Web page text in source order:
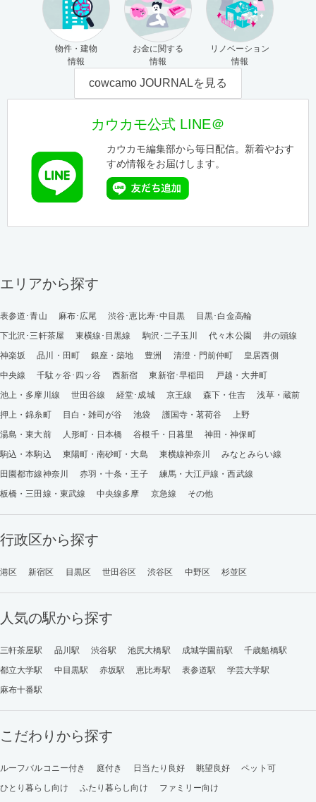
物件・建物
情報
お金に関する
情報
リノベーション
情報
cowcamo JOURNALを見る
カウカモ公式 LINE＠
カウカモ編集部から毎日配信。新着やおす
すめ情報をお届けします。
エリアから探す
表参道･青山 麻布･広尾 渋谷･恵比寿･中目黒
目黒･白金高輪
下北沢･三軒茶屋
東横線･目黒線 駒沢･二子玉川 代々木公園
井の頭線
神楽坂
品川・田町 銀座・築地 豊洲 清澄・門前仲町
皇居西側
中央線
千駄ヶ谷･四ッ谷 西新宿 東新宿･早稲田
戸越・大井町
池上・多摩川線
世田谷線 経堂･成城 京王線 森下・住吉
浅草・蔵前
押上・錦糸町
目白・雑司が谷 池袋 護国寺・茗荷谷
上野
湯島・東大前
人形町・日本橋 谷根千・日暮里
神田・神保町
駒込・本駒込
東陽町・南砂町・大島 東横線神奈川
みなとみらい線
田園都市線神奈川
赤羽・十条・王子
練馬・大江戸線・西武線
板橋・三田線・東武線
中央線多摩 京急線 その他
行政区から探す
港区 新宿区 目黒区 世田谷区 渋谷区 中野区 杉並区
人気の駅から探す
三軒茶屋駅 品川駅 渋谷駅 池尻大橋駅 成城学園前駅
千歳船橋駅
都立大学駅
中目黒駅 赤坂駅 恵比寿駅 表参道駅
学芸大学駅
麻布十番駅
こだわりから探す
ルーフバルコニー付き 庭付き 日当たり良好 眺望良好
ペット可
ひとり暮らし向け
ふたり暮らし向け ファミリー向け